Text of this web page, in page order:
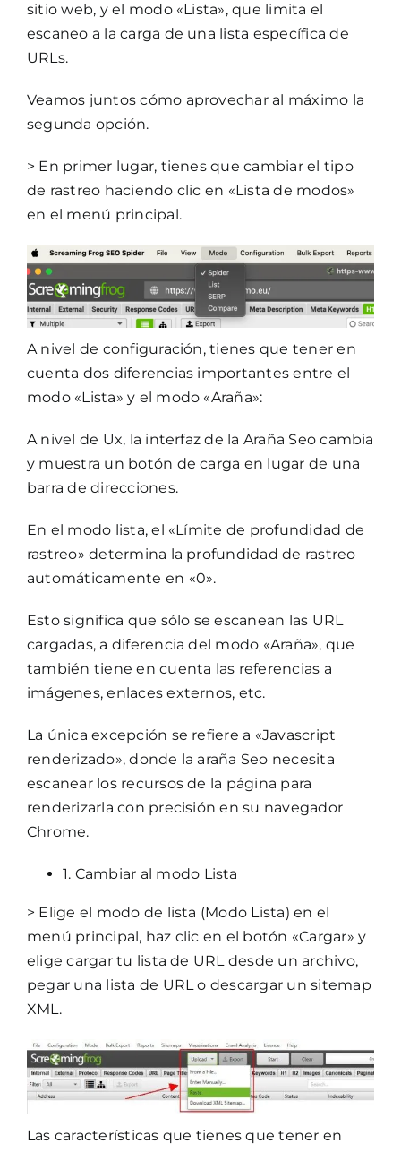
sitio web, y el modo «Lista», que limita el
escaneo a la carga de una lista específica de
URLs.
Veamos juntos cómo aprovechar al máximo la
segunda opción.
> En primer lugar, tienes que cambiar el tipo
de rastreo haciendo clic en «Lista de modos»
en el menú principal.
A nivel de configuración, tienes que tener en
cuenta dos diferencias importantes entre el
modo «Lista» y el modo «Araña»:
A nivel de Ux, la interfaz de la Araña Seo cambia
y muestra un botón de carga en lugar de una
barra de direcciones.
En el modo lista, el «Límite de profundidad de
rastreo» determina la profundidad de rastreo
automáticamente en «0».
Esto significa que sólo se escanean las URL
cargadas, a diferencia del modo «Araña», que
también tiene en cuenta las referencias a
imágenes, enlaces externos, etc.
La única excepción se refiere a «Javascript
renderizado», donde la araña Seo necesita
escanear los recursos de la página para
renderizarla con precisión en su navegador
Chrome.
1. Cambiar al modo Lista
> Elige el modo de lista (Modo Lista) en el
menú principal, haz clic en el botón «Cargar» y
elige cargar tu lista de URL desde un archivo,
pegar una lista de URL o descargar un sitemap
XML.
Las características que tienes que tener en